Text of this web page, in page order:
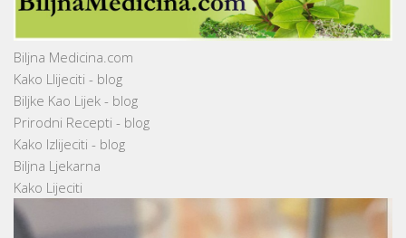
Biljna Medicina.com
Kako Llijeciti - blog
Biljke Kao Lijek - blog
Prirodni Recepti - blog
Kako Izlijeciti - blog
Biljna Ljekarna
Kako Lijeciti